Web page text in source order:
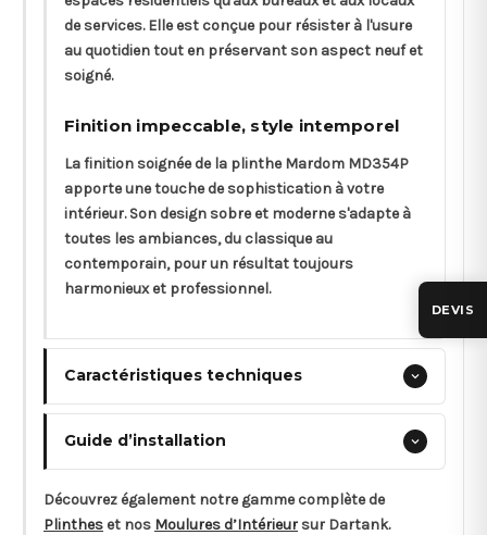
de services. Elle est conçue pour résister à l'usure
au quotidien tout en préservant son aspect neuf et
soigné.
Finition impeccable, style intemporel
La finition soignée de la plinthe Mardom MD354P
apporte une touche de sophistication à votre
intérieur. Son design sobre et moderne s'adapte à
toutes les ambiances, du classique au
contemporain, pour un résultat toujours
harmonieux et professionnel.
Caractéristiques techniques
Guide d’installation
Découvrez également notre gamme complète de
Plinthes et nos Moulures d’Intérieur sur Dartank.
DEVIS